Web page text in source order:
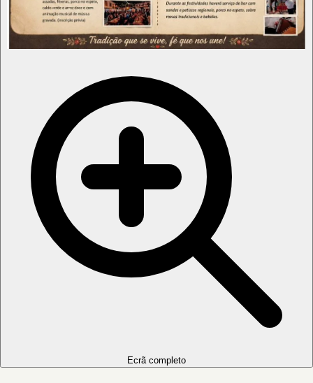
Ecrã completo